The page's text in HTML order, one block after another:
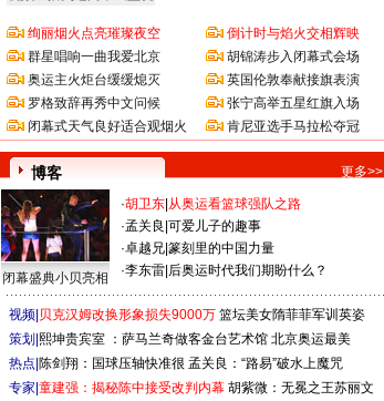
绚丽烟火点亮璀璨夜空
群星唱响一曲我爱北京
奥运主火炬台缓缓熄灭
罗格致辞再秀中文问候
闭幕式天气良好适合观烟火
倒计时与焰火交相辉映
胡锦涛步入闭幕式会场
英国伦敦奉献接旗表演
张宁高举五星红旗入场
肯尼亚选手马拉松夺冠
博客 更多>>
闭幕盛典小贝亮相
·胡卫东 从奥运看篮球强队之路
·孟关良 可爱儿子的趣事
·卓越兄 篆刻里的中国力量
·李东雷 后奥运时代我们期盼什么？
视频| 贝克汉姆改换形象损失9000万 篮坛美女隋菲菲军训英姿
策划| 熙坤贵宾室 ：萨马兰奇做客金台艺术馆 北京奥运最美
热点| 陈剑翔：国球压轴快准很 孟关良：“路易”破水上魔咒
专家| 童建强：揭秘陈中接受改判内幕 胡紫微：无冕之王苏丽文